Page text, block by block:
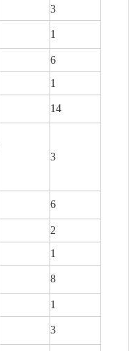
3
1
6
1
14
3
6
2
1
8
1
3